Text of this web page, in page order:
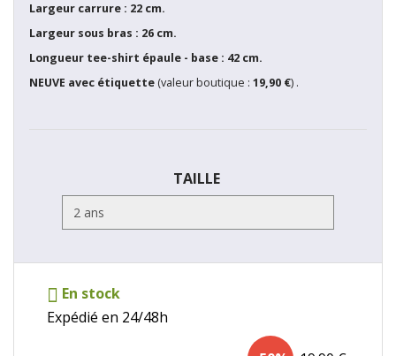
Largeur carrure : 22 cm.
Largeur sous bras : 26 cm.
Longueur tee-shirt épaule - base : 42 cm.
NEUVE avec étiquette (valeur boutique : 19,90 €) .
TAILLE
En stock
Expédié en 24/48h